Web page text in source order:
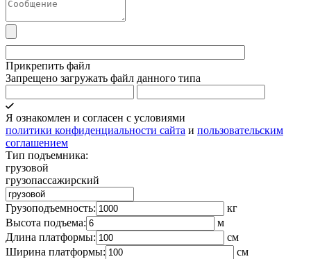
Прикрепить файл
Запрещено загружать файл данного типа
Я ознакомлен и согласен с условиями
политики конфиденциальности сайта и пользовательским
соглашением
Тип подъемника:
грузовой
грузопассажирский
Грузоподъемность:
кг
Высота подъема:
м
Длина платформы:
cм
Ширина платформы:
см